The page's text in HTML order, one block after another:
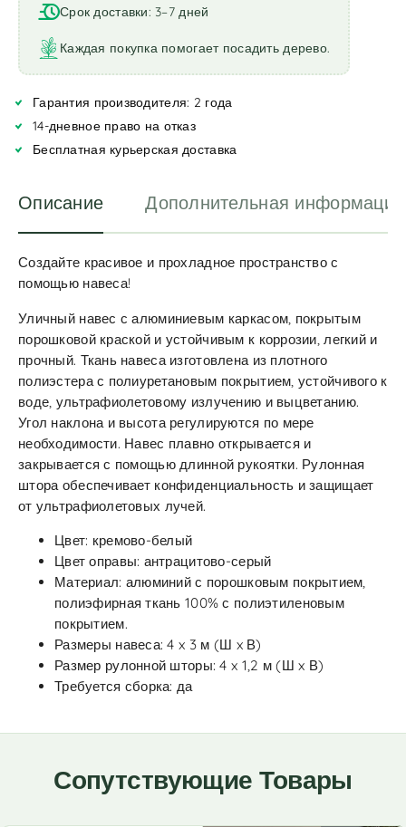
t
e
r
n
t
i
Срок доставки: 3–7 дней
Каждая покупка помогает посадить дерево.
Гарантия производителя: 2 года
14-дневное право на отказ
Бесплатная курьерская доставка
Описание Дополнительная информация
Создайте красивое и прохладное пространство с
помощью навеса!
Уличный навес с алюминиевым каркасом, покрытым
порошковой краской и устойчивым к коррозии, легкий и
прочный. Ткань навеса изготовлена из плотного
полиэстера с полиуретановым покрытием, устойчивого к
воде, ультрафиолетовому излучению и выцветанию.
Угол наклона и высота регулируются по мере
необходимости. Навес плавно открывается и
закрывается с помощью длинной рукоятки. Рулонная
штора обеспечивает конфиденциальность и защищает
от ультрафиолетовых лучей.
Цвет: кремово-белый
Цвет оправы: антрацитово-серый
Материал: алюминий с порошковым покрытием,
полиэфирная ткань 100% с полиэтиленовым
покрытием.
Размеры навеса: 4 x 3 м (Ш x В)
Размер рулонной шторы: 4 x 1,2 м (Ш x В)
Требуется сборка: да
Сопутствующие Товары